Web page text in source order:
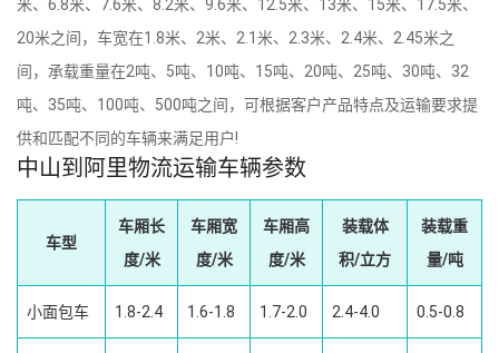
米、6.8米、7.6米、8.2米、9.6米、12.5米、13米、15米、17.5米、
20米之间，车宽在1.8米、2米、2.1米、2.3米、2.4米、2.45米之
间，承载重量在2吨、5吨、10吨、15吨、20吨、25吨、30吨、32
吨、35吨、100吨、500吨之间，可根据客户产品特点及运输要求提
供和匹配不同的车辆来满足用户!
中山到阿里物流运输车辆参数
车型
车厢长
度/米
车厢宽
度/米
车厢高
度/米
装载体
积/立方
装载重
量/吨
小面包车 1.8-2.4 1.6-1.8 1.7-2.0 2.4-4.0 0.5-0.8